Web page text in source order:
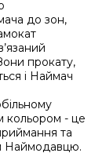
до зон,
прокату,
і Наймач
кольором - це
та
Наймодавцю.